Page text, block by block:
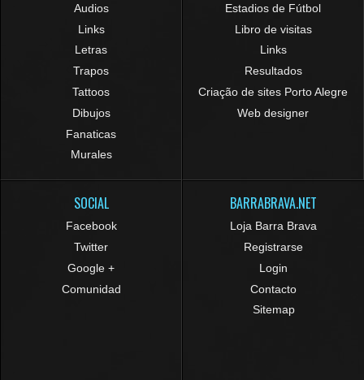
Audios
Links
Letras
Trapos
Tattoos
Dibujos
Fanaticas
Murales
Estadios de Fútbol
Libro de visitas
Links
Resultados
Criação de sites Porto Alegre
Web designer
SOCIAL
Facebook
Twitter
Google +
Comunidad
BARRABRAVA.NET
Loja Barra Brava
Registrarse
Login
Contacto
Sitemap